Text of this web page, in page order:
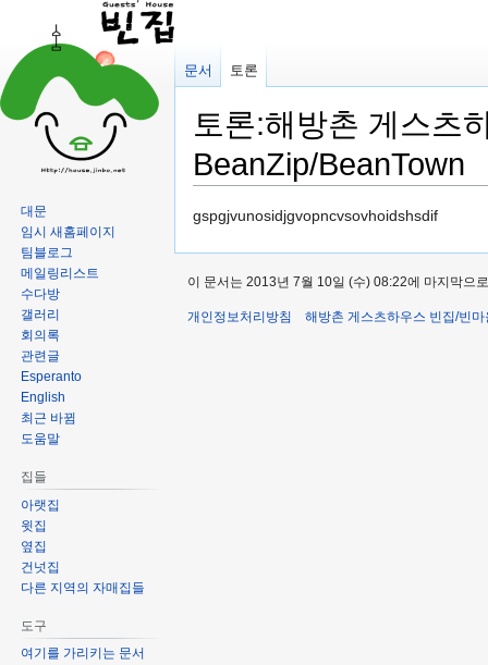
토론:해방촌 게스츠
BeanZip/BeanTown
둘
기
로
검
러
가
gspgjvunosidjgvopncvsovhoidshsdif
문서 토론
대문
임시 새홈페이지
팀블로그
메일링리스트
수다방
갤러리
회의록
관련글
Esperanto
English
최근 바뀜
도움말
집들
아랫집
윗집
옆집
건넛집
다른 지역의 자매집들
도구
여기를 가리키는 문서
이 문서는 2013년 7월 10일 (수) 08:22에 마지막으
개인정보처리방침 해방촌 게스츠하우스 빈집/빈마